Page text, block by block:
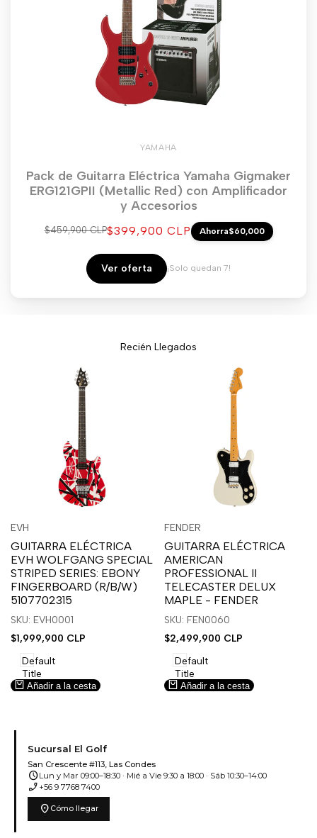
YAMAHA
Pack de Guitarra Eléctrica Yamaha Gigmaker
ERG121GPII (Metallic Red) con Amplificador
y Accesorios
Precio
$459,900 CLPPrecio
venta
$399,900 CLP Ahorra$60,000
Ver oferta ¡Solo quedan 7!
Recién Llegados
sesión
para
usar
la
lista
deseos.
para
usar
Compare
Proveedor:
EVH
GUITARRA ELÉCTRICA
EVH WOLFGANG SPECIAL
STRIPED SERIES: EBONY
FINGERBOARD (R/B/W)
5107702315
SKU: EVH0001
Precio
venta
$1,999,900 CLP
Default
Title
Añadir a la cesta
sesión
para
usar
la
lista
deseos.
sesión
para
usar
Compare
Vista
Proveedor:
FENDER
GUITARRA ELÉCTRICA
AMERICAN
PROFESSIONAL II
TELECASTER DELUX
MAPLE - FENDER
SKU: FEN0060
Precio
venta
$2,499,900 CLP
Default
Title
Añadir a la cesta
Sucursal El Golf
San Crescente #113, Las Condes
scheduleLun y Mar 09:00–18:30 · Mié a Vie 9:30 a 18:00 · Sáb 10:30–14:00
phone_enabled +56 9 7768 7400
location_on Cómo llegar